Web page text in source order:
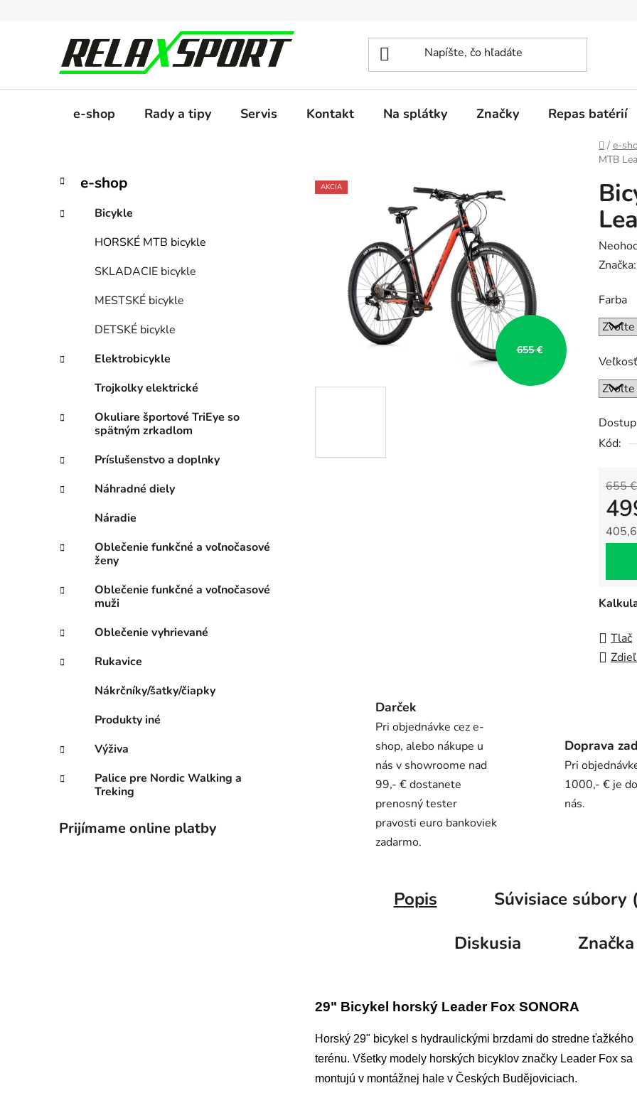
e-shop Rady a tipy Servis Kontakt Na splátky Značky Repas batérií
Domov
/ e-
MTB
B
č
Preskočiť
kategórie
K
a
e
e-shop
Bicykle
HORSKÉ MTB bicykle
SKLADACIE bicykle
MESTSKÉ bicykle
DETSKÉ bicykle
Elektrobicykle
Trojkolky elektrické
Okuliare športové TriEye so
spätným zrkadlom
Príslušenstvo a doplnky
Náhradné diely
Náradie
Oblečenie funkčné a voľnočasové
ženy
Oblečenie funkčné a voľnočasové
muži
Oblečenie vyhrievané
Rukavice
Nákrčníky/šatky/čiapky
Produkty iné
Výživa
Palice pre Nordic Walking a
Treking
Prijímame online platby
je
0,0
z
5
Farba
Kód:
655 €
Tlač
AKCIA
655 €
Darček
Pri objednávke cez e-
shop, alebo nákupe u
nás v showroome nad
99,- € dostanete
prenosný tester
pravosti euro bankoviek
zadarmo.
Doprava
Pri
1000,- € je
nás.
Popis
Súvisiace súbory
Diskusia
Značka
29" Bicykel horský Leader Fox SONORA
Horský 29" bicykel s hydraulickými brzdami do stredne ťažkého
terénu. Všetky modely horských bicyklov značky Leader Fox sa
montujú v montážnej hale v Českých Budějoviciach.